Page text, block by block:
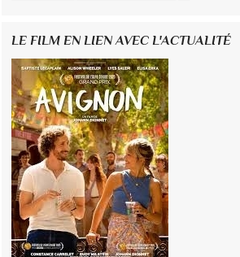
LE FILM EN LIEN AVEC L'ACTUALITÉ